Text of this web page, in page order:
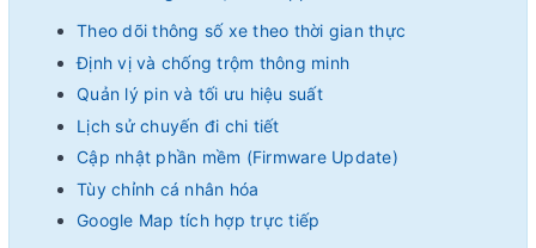
Theo dõi thông số xe theo thời gian thực
Định vị và chống trộm thông minh
Quản lý pin và tối ưu hiệu suất
Lịch sử chuyến đi chi tiết
Cập nhật phần mềm (Firmware Update)
Tùy chỉnh cá nhân hóa
Google Map tích hợp trực tiếp